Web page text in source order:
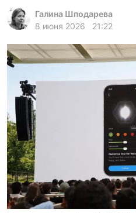
ua
Галина Шподарева
8 июня 2026
21:22